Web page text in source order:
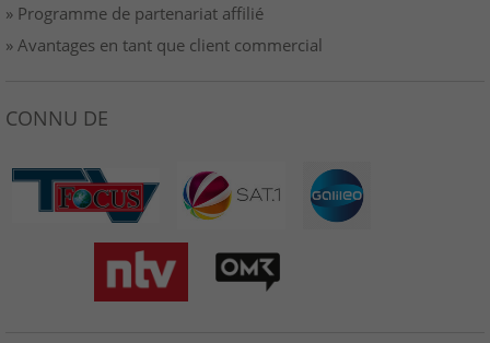
» Programme de partenariat affilié
» Avantages en tant que client commercial
CONNU DE